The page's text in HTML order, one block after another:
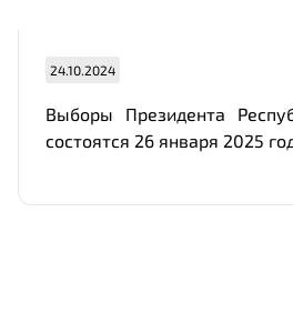
24.10.2024
Выборы Президента
состоятся 26 января 2025